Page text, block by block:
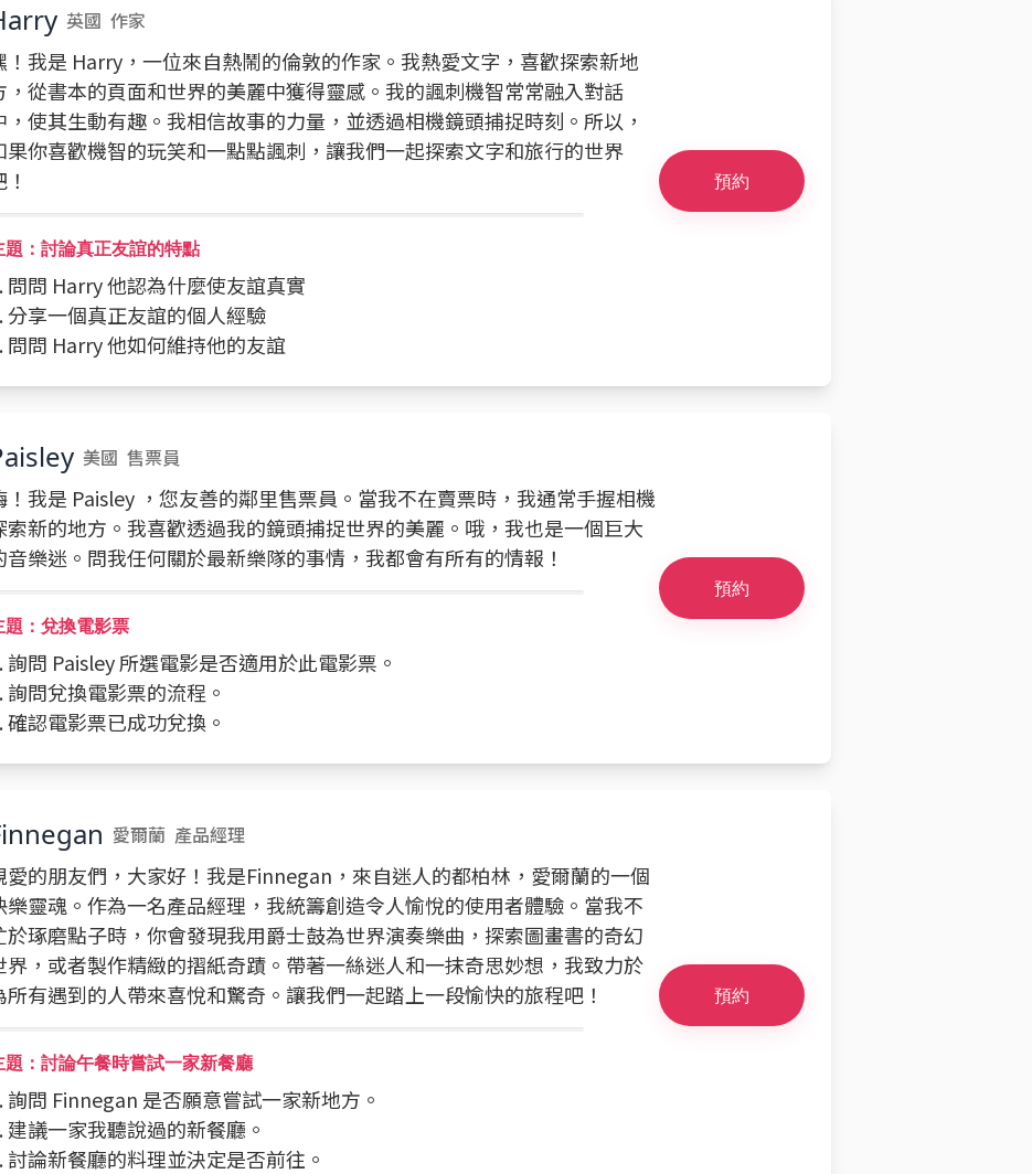
英國 作家
！我是 Harry，一位來自熱鬧的倫敦的作家。我熱愛文字，喜歡探索新地
，從書本的頁面和世界的美麗中獲得靈感。我的諷刺機智常常融入對話
，使其生動有趣。我相信故事的力量，並透過相機鏡頭捕捉時刻。所以，
果你喜歡機智的玩笑和一點點諷刺，讓我們一起探索文字和旅行的世界
題：討論真正友誼的特點
問問 Harry 他認為什麼使友誼真實
分享一個真正友誼的個人經驗
問問 Harry 他如何維持他的友誼
預約
美國 售票員
！我是 Paisley ，您友善的鄰里售票員。當我不在賣票時，我通常手握相機
索新的地方。我喜歡透過我的鏡頭捕捉世界的美麗。哦，我也是一個巨大
音樂迷。問我任何關於最新樂隊的事情，我都會有所有的情報！
題：兌換電影票
詢問 Paisley 所選電影是否適用於此電影票。
詢問兌換電影票的流程。
確認電影票已成功兌換。
預約
愛爾蘭 產品經理
愛的朋友們，大家好！我是Finnegan，來自迷人的都柏林，愛爾蘭的一個
樂靈魂。作為一名產品經理，我統籌創造令人愉悅的使用者體驗。當我不
於琢磨點子時，你會發現我用爵士鼓為世界演奏樂曲，探索圖畫書的奇幻
界，或者製作精緻的摺紙奇蹟。帶著一絲迷人和一抹奇思妙想，我致力於
所有遇到的人帶來喜悅和驚奇。讓我們一起踏上一段愉快的旅程吧！
題：討論午餐時嘗試一家新餐廳
詢問 Finnegan 是否願意嘗試一家新地方。
建議一家我聽說過的新餐廳。
討論新餐廳的料理並決定是否前往。
預約